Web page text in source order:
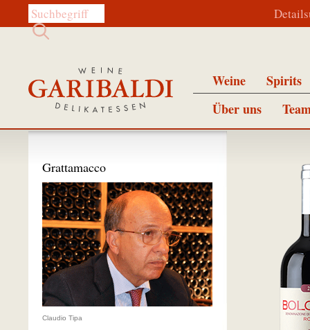
Diese Website durchsuchen:
Weine
Spirits
Über uns
Grattamacco
Claudio Tipa